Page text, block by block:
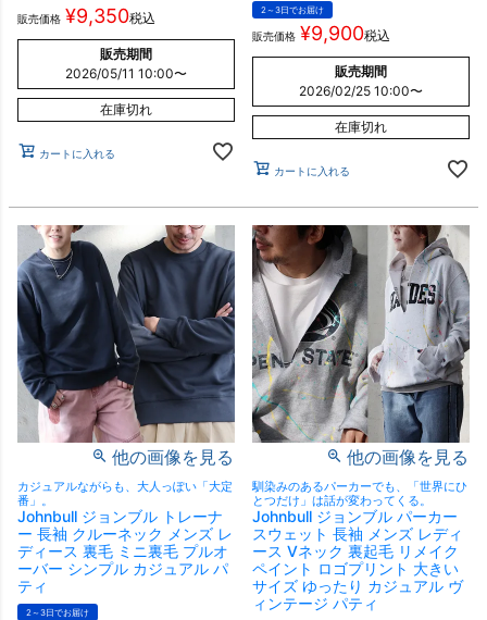
販売価格 ¥9,350税込
販売期間
2026/05/11 10:00〜
在庫切れ
カートに入れる
2～3日でお届け
販売価格 ¥9,900税込
販売期間
2026/02/25 10:00〜
在庫切れ
カートに入れる
他の画像を見る
カジュアルながらも、大人っぽい「大定
番」。
Johnbull ジョンブル トレーナ
ー 長袖 クルーネック メンズ レ
ディース 裏毛 ミニ裏毛 プルオ
ーバー シンプル カジュアル パ
ティ
2～3日でお届け
他の画像を見る
馴染みのあるパーカーでも、「世界にひ
とつだけ」は話が変わってくる。
Johnbull ジョンブル パーカー
スウェット 長袖 メンズ レディ
ース Vネック 裏起毛 リメイク
ペイント ロゴプリント 大きい
サイズ ゆったり カジュアル ヴ
ィンテージ パティ